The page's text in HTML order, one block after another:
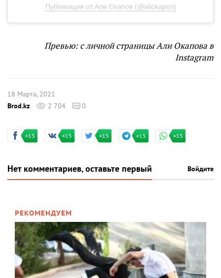
Публикация от Али Окапов (@aliokapov)
Превью: с личной страницы Али Окапова в
Instagram
18 Марта, 2021
Brod.kz
2 704 0
+15 +15 +15 +15 +15
Нет комментариев, оставьте первый Войдите
РЕКОМЕНДУЕМ